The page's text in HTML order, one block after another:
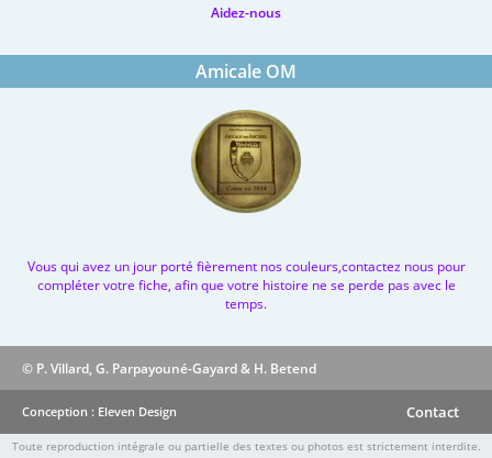
Aidez-nous
Amicale OM
Vous qui avez un jour porté fièrement nos couleurs,contactez nous pour
compléter votre fiche, afin que votre histoire ne se perde pas avec le
temps.
© P. Villard, G. Parpayouné-Gayard & H. Betend
Conception : Eleven Design Contact
Toute reproduction intégrale ou partielle des textes ou photos est strictement interdite.